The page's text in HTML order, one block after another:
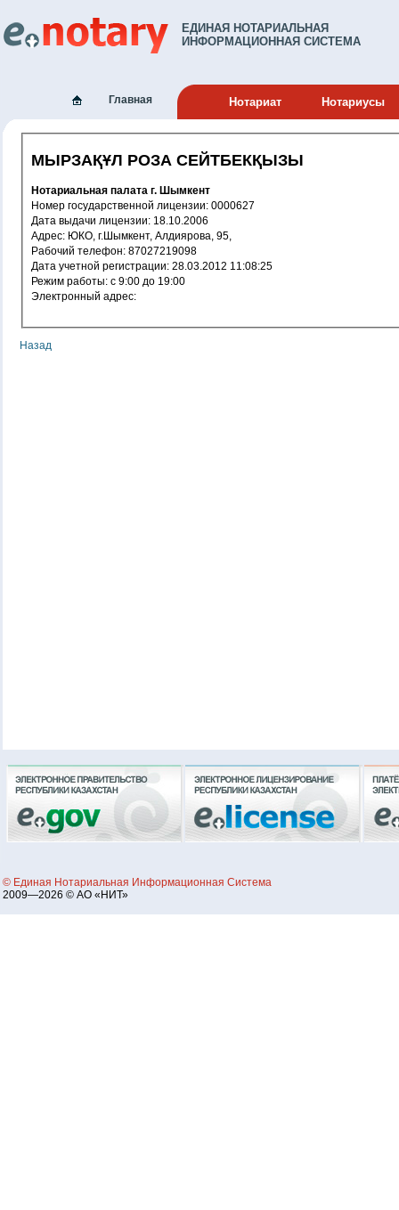
ЕДИНАЯ НОТАРИАЛЬНАЯ
ИНФОРМАЦИОННАЯ СИСТЕМА
Главная Нотариат Нотариусы
МЫРЗАҚҰЛ РОЗА СЕЙТБЕКҚЫЗЫ
Нотариальная палата г. Шымкент
Номер государственной лицензии: 0000627
Дата выдачи лицензии: 18.10.2006
Адрес: ЮКО, г.Шымкент, Алдиярова, 95,
Рабочий телефон: 87027219098
Дата учетной регистрации: 28.03.2012 11:08:25
Режим работы: с 9:00 до 19:00
Электронный адрес:
Назад
© Единая Нотариальная Информационная Система
2009—2026 © АО «НИТ»